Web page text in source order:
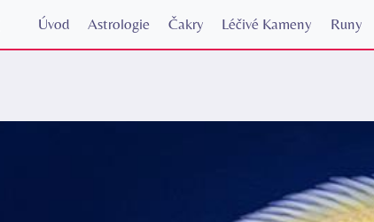
Úvod Astrologie Čakry Léčivé Kameny Runy